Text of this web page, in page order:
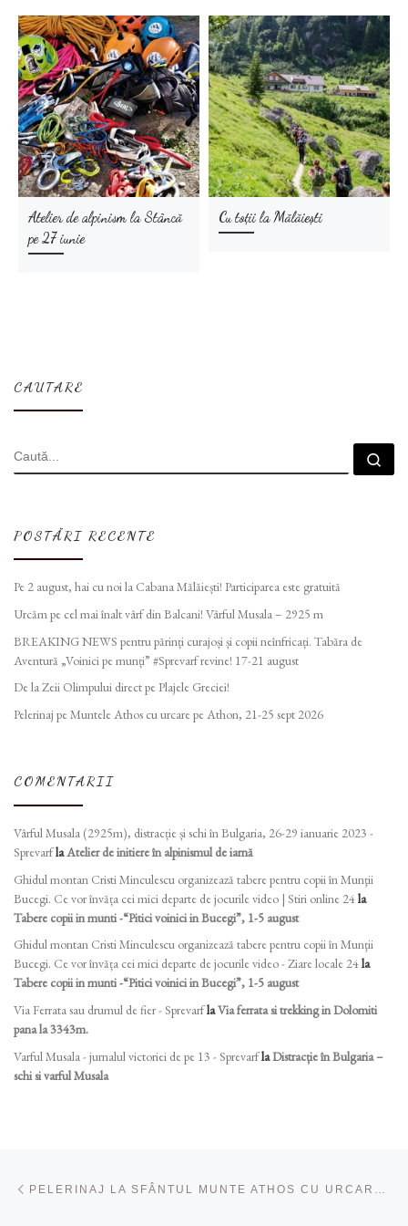
Atelier de alpinism la Stâncă
pe 27 iunie
Cu toții la Mălăiești
CAUTARE
CĂUTARE
POSTĂRI RECENTE
Pe 2 august, hai cu noi la Cabana Mălăiești! Participarea este gratuită
Urcăm pe cel mai înalt vârf din Balcani! Vârful Musala – 2925 m
BREAKING NEWS pentru părinți curajoși și copii neînfricați. Tabăra de
Aventură „Voinici pe munți” #Sprevarf revine! 17-21 august
De la Zeii Olimpului direct pe Plajele Greciei!
Pelerinaj pe Muntele Athos cu urcare pe Athon, 21-25 sept 2026
COMENTARII
Vârful Musala (2925m), distracție și schi în Bulgaria, 26-29 ianuarie 2023 -
SprevarflaAtelier de initiere în alpinismul de iarnă
Ghidul montan Cristi Minculescu organizează tabere pentru copii în Munţii
Bucegi. Ce vor învăța cei mici departe de jocurile video | Stiri online 24la
Tabere copii in munti -“Pitici voinici in Bucegi”, 1-5 august
Ghidul montan Cristi Minculescu organizează tabere pentru copii în Munţii
Bucegi. Ce vor învăța cei mici departe de jocurile video - Ziare locale 24la
Tabere copii in munti -“Pitici voinici in Bucegi”, 1-5 august
Via Ferrata sau drumul de fier - SprevarflaVia ferrata si trekking in Dolomiti
pana la 3343m.
Varful Musala - jurnalul victoriei de pe 13 - SprevarflaDistracție în Bulgaria –
schi si varful Musala